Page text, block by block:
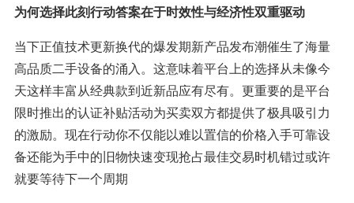
为何选择此刻行动答案在于时效性与经济性双重驱动
当下正值技术更新换代的爆发期新产品发布潮催生了海量
高品质二手设备的涌入。这意味着平台上的选择从未像今
天这样丰富从经典款到近新品应有尽有。更重要的是平台
限时推出的认证补贴活动为买卖双方都提供了极具吸引力
的激励。现在行动你不仅能以难以置信的价格入手可靠设
备还能为手中的旧物快速变现抢占最佳交易时机错过或许
就要等待下一个周期